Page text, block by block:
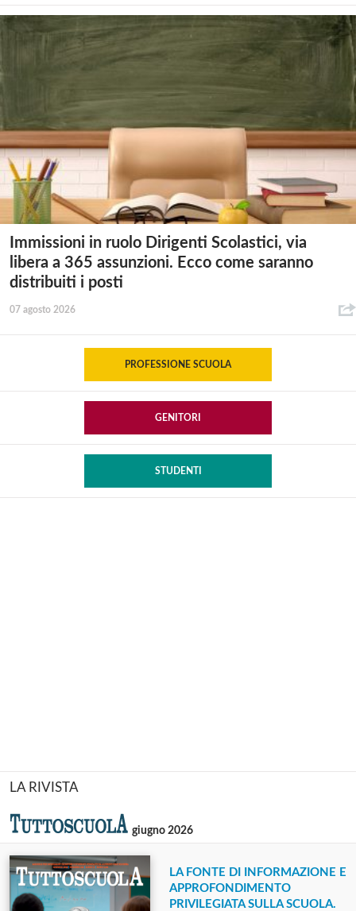
Immissioni in ruolo Dirigenti Scolastici, via
libera a 365 assunzioni. Ecco come saranno
distribuiti i posti
07 agosto 2026
PROFESSIONE SCUOLA
GENITORI
STUDENTI
LA RIVISTA
giugno 2026
LA FONTE DI INFORMAZIONE E
APPROFONDIMENTO
PRIVILEGIATA SULLA SCUOLA.